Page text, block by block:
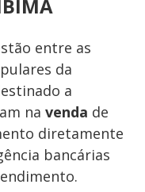
entre as
da
a
navenda de
diretamente
bancárias